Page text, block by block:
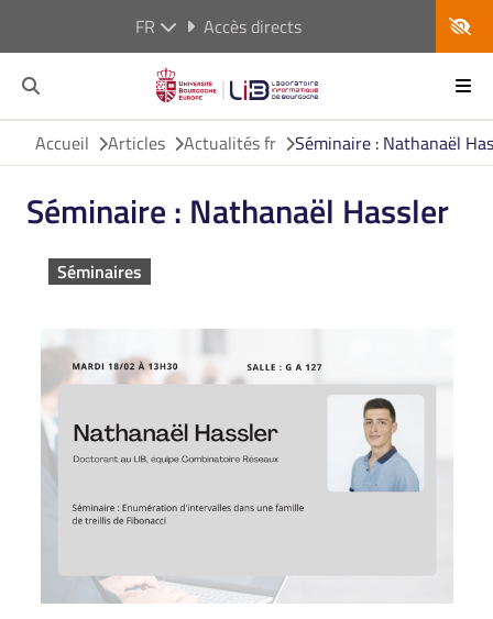
FR Accès directs
Accueil Articles Actualités fr Séminaire : Nathanaël
Séminaire : Nathanaël Hassler
Séminaires